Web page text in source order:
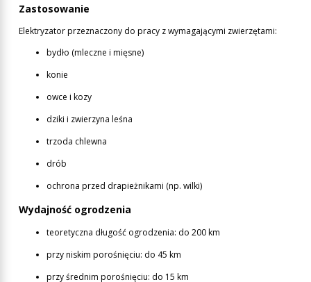
Zastosowanie
Elektryzator przeznaczony do pracy z wymagającymi zwierzętami:
bydło (mleczne i mięsne)
konie
owce i kozy
dziki i zwierzyna leśna
trzoda chlewna
drób
ochrona przed drapieżnikami (np. wilki)
Wydajność ogrodzenia
teoretyczna długość ogrodzenia: do 200 km
przy niskim porośnięciu: do 45 km
przy średnim porośnięciu: do 15 km